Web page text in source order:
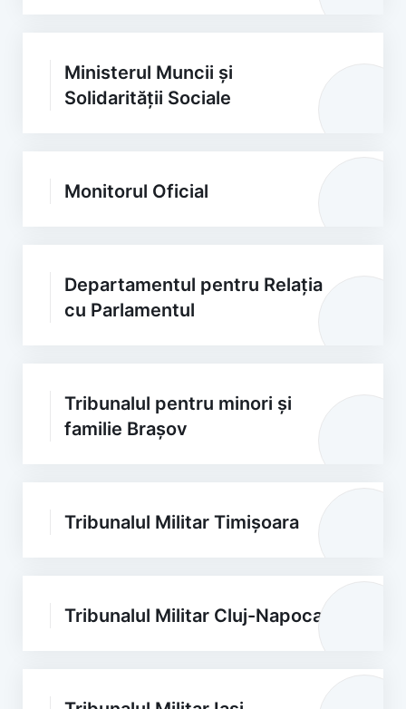
Ministerul Muncii și
Solidarității Sociale
Monitorul Oficial
Departamentul pentru Relația
cu Parlamentul
Tribunalul pentru minori și
familie Brașov
Tribunalul Militar Timișoara
Tribunalul Militar Cluj-Napoca